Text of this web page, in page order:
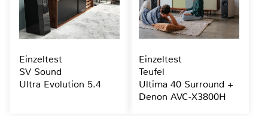
Einzeltest
SV Sound
Ultra Evolution 5.4
Einzeltest
Teufel
Ultima 40 Surround +
Denon AVC-X3800H